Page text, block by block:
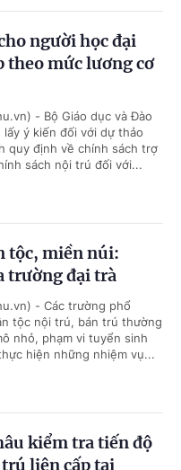
người học đại
theo mức lương cơ
- Bộ Giáo dục và Đào
lấy ý kiến đối với dự thảo
quy định về chính sách trợ
sách nội trú đối với...
tộc, miền núi:
trường đại trà
- Các trường phổ
tộc nội trú, bán trú thường
nhỏ, phạm vi tuyển sinh
hiện những nhiệm vụ...
kiểm tra tiến độ
liên cấp tại